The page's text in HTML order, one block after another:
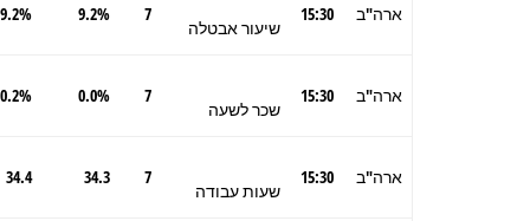
ארה"ב 15:30
שיעור אבטלה
7
9.2%
9.2%
ארה"ב 15:30
שכר לשעה
7
0.0%
0.2%
ארה"ב 15:30
שעות עבודה
7
34.3
34.4